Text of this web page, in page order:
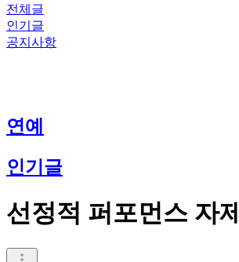
전체글
인기글
공지사항
연예
인기글
선정적 퍼포먼스 자